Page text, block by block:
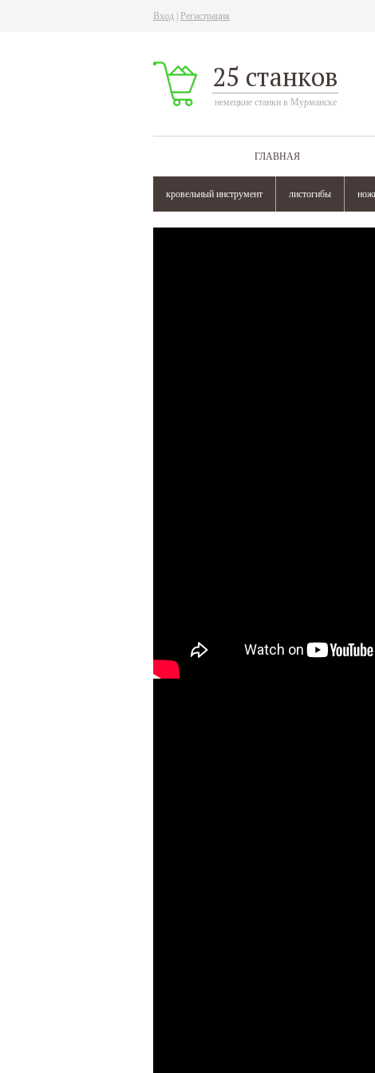
Вход Регистрация
25 станков
немецкие станки в Мурманске
ГЛАВНАЯ
кровельный инструмент листогибы